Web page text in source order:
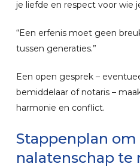
je liefde en respect voor wie
“Een erfenis moet geen
tussen generaties.”
Een open gesprek –
bemiddelaar of notaris –
harmonie en conflict.
Stappenplan om
nalatenschap te